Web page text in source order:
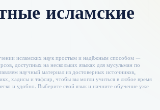
исламские
исламских наук простым и надёжным способом —
доступных на нескольких языках для мусульман по
научный материал из достоверных источников,
хадисы и тафсир, чтобы вы могли учиться в любое время
и удобно. Выберите свой язык и начните обучение уже